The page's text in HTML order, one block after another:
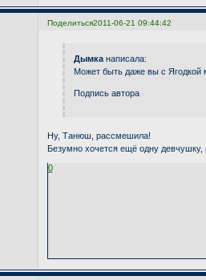
Поделиться2011-06-21 09:44:42
Дымка написала:
Может быть даже вы с Ягодкой
Подпись автора
Ну, Танюш, рассмешила!
Безумно хочется ещё одну девчушку,
0